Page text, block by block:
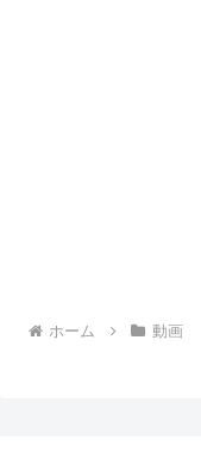
ホーム 動画